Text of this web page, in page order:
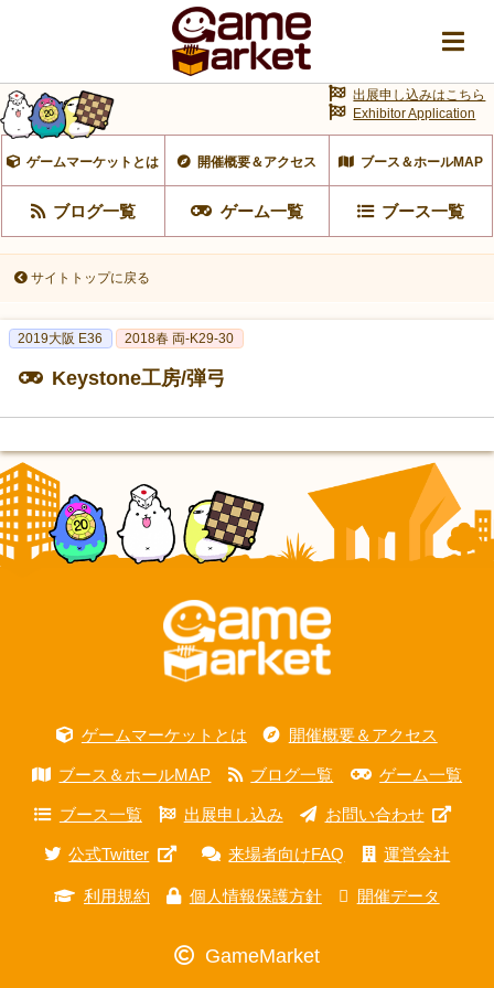
ゲームマーケットとは 開催概要＆アクセス ブース＆ホールMAP
ブログ一覧 ゲーム一覧 ブース一覧
出展申し込みはこちら
Exhibitor Application
サイトトップに戻る
2019大阪 E36 2018春 両-K29-30
Keystone工房/弾弓
ゲームマーケットとは 開催概要＆アクセス
ブース＆ホールMAP ブログ一覧 ゲーム一覧
ブース一覧 出展申し込み お問い合わせ
公式Twitter 来場者向けFAQ 運営会社
利用規約 個人情報保護方針 開催データ
GameMarket